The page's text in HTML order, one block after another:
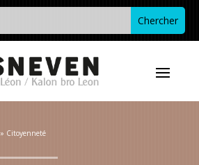
» Citoyenneté